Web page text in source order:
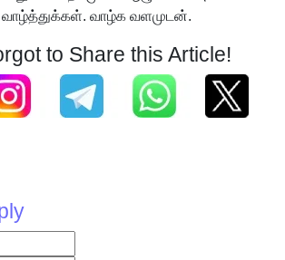
வாழ்த்துக்கள். வாழ்க வளமுடன்.
to Share this Article!